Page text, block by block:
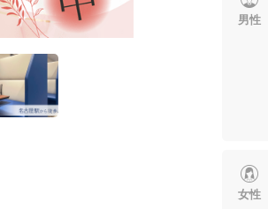
男性
女性